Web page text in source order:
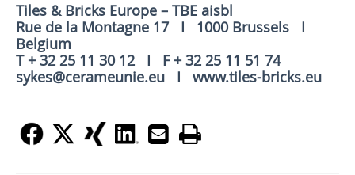
Tiles & Bricks Europe – TBE aisbl
Rue de la Montagne 17 I 1000 Brussels I
Belgium
T + 32 25 11 30 12 I F + 32 25 11 51 74
sykes@cerameunie.eu I www.tiles-bricks.eu